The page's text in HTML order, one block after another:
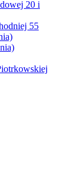
20 i
55